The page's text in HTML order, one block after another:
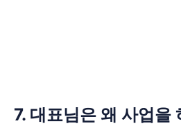
‌‌‌‌‌‌7. 대표님은 왜 사업을